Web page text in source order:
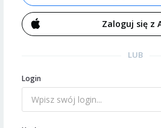
Zaloguj się z
LUB
Login